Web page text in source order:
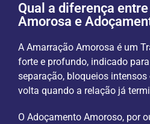
Qual a diferença
Amorosa e
A Amarração Amorosa é um
forte e profundo, indicado
separação, bloqueios
volta quando a relação já
O Adoçamento Amoroso, por